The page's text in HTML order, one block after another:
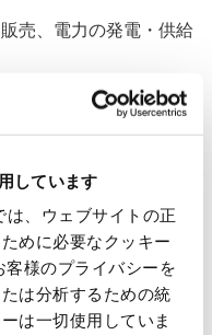
しています
は、ウェブサイトの正
めに必要なクッキー
様のプライバシーを
は分析するための統
は一切使用していま
、電力の発電・供給
ルズ株式会社
19 ミレニアム築地7